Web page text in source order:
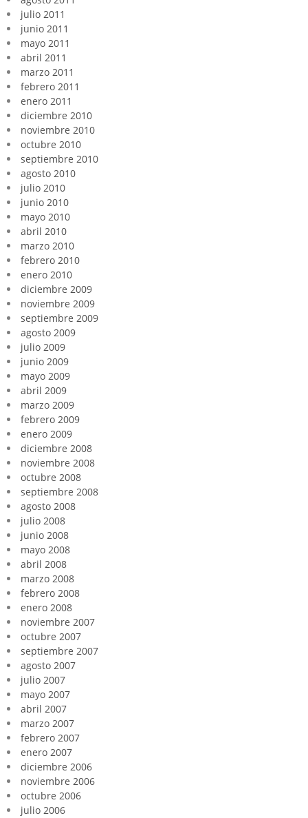
julio 2011
junio 2011
mayo 2011
abril 2011
marzo 2011
febrero 2011
enero 2011
diciembre 2010
noviembre 2010
octubre 2010
septiembre 2010
agosto 2010
julio 2010
junio 2010
mayo 2010
abril 2010
marzo 2010
febrero 2010
enero 2010
diciembre 2009
noviembre 2009
septiembre 2009
agosto 2009
julio 2009
junio 2009
mayo 2009
abril 2009
marzo 2009
febrero 2009
enero 2009
diciembre 2008
noviembre 2008
octubre 2008
septiembre 2008
agosto 2008
julio 2008
junio 2008
mayo 2008
abril 2008
marzo 2008
febrero 2008
enero 2008
noviembre 2007
octubre 2007
septiembre 2007
agosto 2007
julio 2007
mayo 2007
abril 2007
marzo 2007
febrero 2007
enero 2007
diciembre 2006
noviembre 2006
octubre 2006
julio 2006